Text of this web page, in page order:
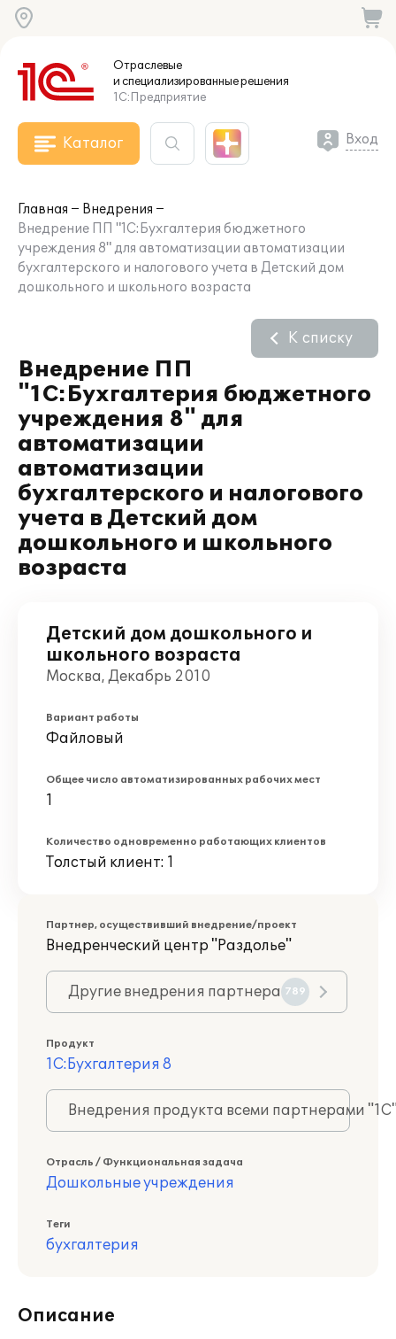
Отраслевые
и специализированныерешения
1С:Предприятие
Каталог Вход
Главная
Внедрения
Внедрение ПП "1С:Бухгалтерия бюджетного
учреждения 8" для автоматизации автоматизации
бухгалтерского и налогового учета в Детский дом
дошкольного и школьного возраста
Внедрение ПП
"1С:Бухгалтерия бюджетного
учреждения 8" для
автоматизации
автоматизации
бухгалтерского и налогового
учета в Детский дом
дошкольного и школьного
возраста
К списку
Детский дом дошкольного и
школьного возраста
Москва, Декабрь 2010
Вариант работы
Файловый
Общее число автоматизированных рабочих мест
1
Количество одновременно работающих клиентов
Толстый клиент: 1
Партнер, осуществивший внедрение/проект
Внедренческий центр "Раздолье"
Другие внедрения партнера 789
Продукт
1С:Бухгалтерия 8
Внедрения продукта всеми партнерами
Отрасль / Функциональная задача
Дошкольные учреждения
Теги
бухгалтерия
Описание